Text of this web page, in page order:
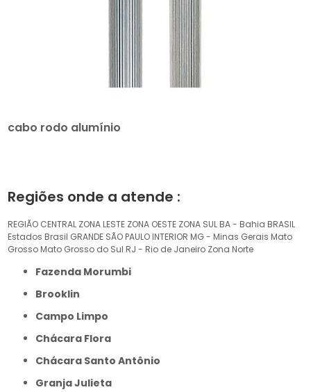
cabo rodo alumínio
Regiões onde a atende :
REGIÃO CENTRAL ZONA LESTE ZONA OESTE ZONA SUL BA - Bahia BRASIL
Estados Brasil GRANDE SÃO PAULO INTERIOR MG - Minas Gerais Mato
Grosso Mato Grosso do Sul RJ - Rio de Janeiro Zona Norte
Fazenda Morumbi
Brooklin
Campo Limpo
Chácara Flora
Chácara Santo Antônio
Granja Julieta